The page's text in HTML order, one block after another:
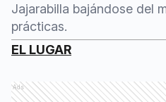
Jajarabilla bajándose del
prácticas.
EL LUGAR
Ads